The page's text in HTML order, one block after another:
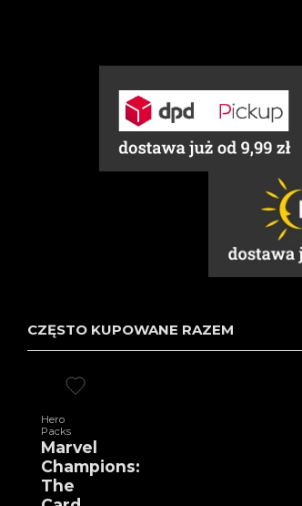
CZĘSTO KUPOWANE RAZEM
Hero
Packs
Marvel
Champions:
The